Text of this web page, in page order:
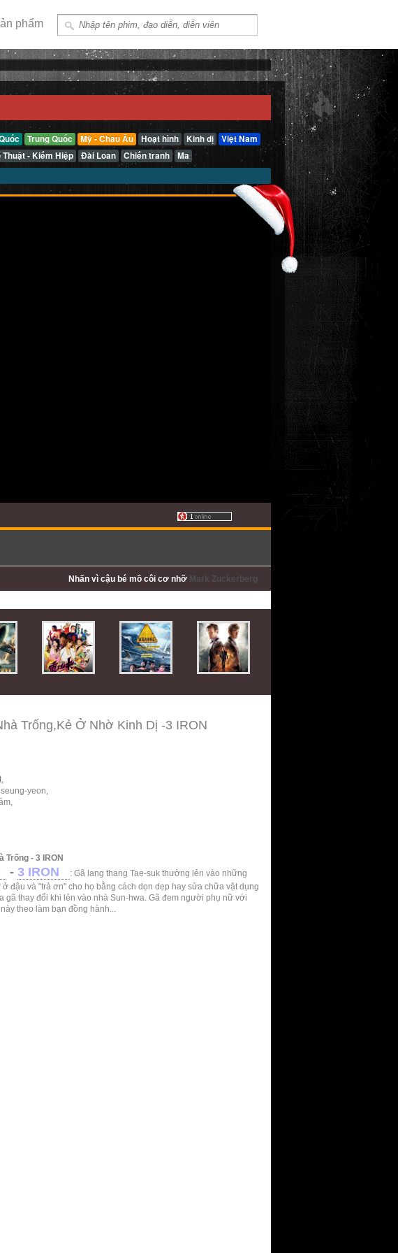
phẩm
Trung Quốc Mỹ - Châu Âu Hoạt hình Kinh dị
Việt Nam
Thuật - Kiếm Hiệp Đài Loan Chiến tranh Ma
Nhấn vì cậu bé mồ côi cơ nhỡ Mark Zuckerberg
Trống,Kẻ Ở Nhờ Kinh Dị -3 IRON
yeon,
Trống - 3 IRON
- 3 IRON
: Gã lang thang Tae-suk thường lẻn vào những
đậu và "trả ơn" cho họ bằng cách dọn dẹp hay sửa chữa vật dụng
gã thay đổi khi lẻn vào nhà Sun-hwa. Gã đem người phụ nữ với
theo làm bạn đồng hành...